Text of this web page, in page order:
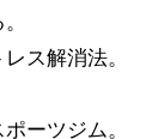
ス解消法。
ーツジム。